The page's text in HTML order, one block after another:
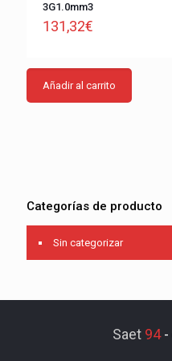
3G1.0mm3
131,32€
Añadir al carrito
Categorías de producto
Sin categorizar
Saet 94-